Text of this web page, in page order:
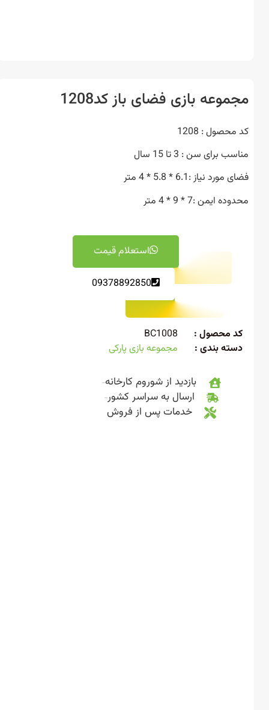
بازی فضای باز کد1208
: 1208
برای سن : 3 تا 15 سال
نیاز :6.1 * 5.8 * 4 متر
ایمن :7 * 9 * 4 متر
استعلام قیمت
09378892850
محصول :
BC1008
بندی :
مجموعه بازی پارکی
بازدید از شوروم کارخانه
ارسال به سراسر کشور
خدمات پس از فروش